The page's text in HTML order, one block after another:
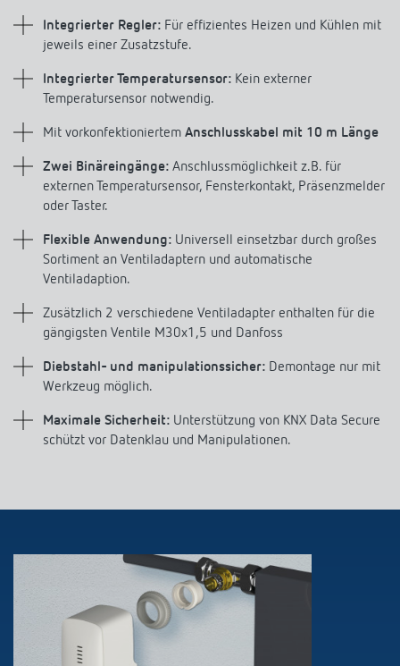
Integrierter Regler: Für effizientes Heizen und Kühlen mit
jeweils einer Zusatzstufe.
Integrierter Temperatursensor: Kein externer
Temperatursensor notwendig.
Mit vorkonfektioniertem Anschlusskabel mit 10 m Länge
Zwei Binäreingänge: Anschlussmöglichkeit z.B. für
externen Temperatursensor, Fensterkontakt, Präsenzmelder
oder Taster.
Flexible Anwendung: Universell einsetzbar durch großes
Sortiment an Ventiladaptern und automatische
Ventiladaption.
Zusätzlich 2 verschiedene Ventiladapter enthalten für die
gängigsten Ventile M30x1,5 und Danfoss
Diebstahl- und manipulationssicher: Demontage nur mit
Werkzeug möglich.
Maximale Sicherheit: Unterstützung von KNX Data Secure
schützt vor Datenklau und Manipulationen.